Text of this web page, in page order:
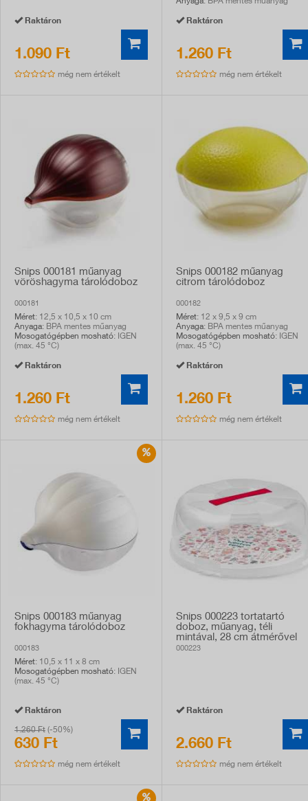
Raktáron
1.090 Ft
még nem értékelt
Raktáron
1.260 Ft
még nem értékelt
Snips 000181 műanyag
vöröshagyma tárolódoboz
000181
Méret: 12,5 x 10,5 x 10 cm
Anyaga: BPA mentes műanyag
Mosogatógépben mosható: IGEN
(max. 45 °C)
Raktáron
1.260 Ft
még nem értékelt
Snips 000182 műanyag
citrom tárolódoboz
000182
Méret: 12 x 9,5 x 9 cm
Anyaga: BPA mentes műanyag
Mosogatógépben mosható: IGEN
(max. 45 °C)
Raktáron
1.260 Ft
még nem értékelt
Snips 000183 műanyag
fokhagyma tárolódoboz
000183
Méret: 10,5 x 11 x 8 cm
Mosogatógépben mosható: IGEN
(max. 45 °C)
Raktáron
1.260 Ft (-50%)
630 Ft
még nem értékelt
Snips 000223 tortatartó
doboz, műanyag, téli
mintával, 28 cm átmérővel
000223
Raktáron
2.660 Ft
még nem értékelt